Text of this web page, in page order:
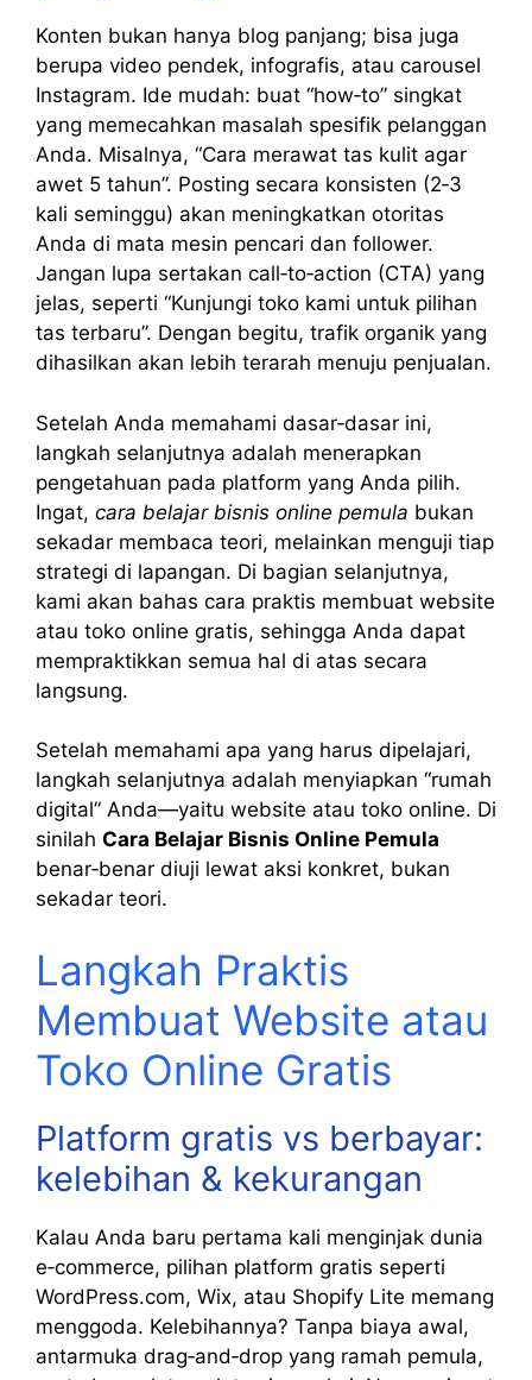
Konten bukan hanya blog panjang; bisa juga
berupa video pendek, infografis, atau carousel
Instagram. Ide mudah: buat “how‑to” singkat
yang memecahkan masalah spesifik pelanggan
Anda. Misalnya, “Cara merawat tas kulit agar
awet 5 tahun”. Posting secara konsisten (2‑3
kali seminggu) akan meningkatkan otoritas
Anda di mata mesin pencari dan follower.
Jangan lupa sertakan call‑to‑action (CTA) yang
jelas, seperti “Kunjungi toko kami untuk pilihan
tas terbaru”. Dengan begitu, trafik organik yang
dihasilkan akan lebih terarah menuju penjualan.
Setelah Anda memahami dasar‑dasar ini,
langkah selanjutnya adalah menerapkan
pengetahuan pada platform yang Anda pilih.
Ingat, cara belajar bisnis online pemula bukan
sekadar membaca teori, melainkan menguji tiap
strategi di lapangan. Di bagian selanjutnya,
kami akan bahas cara praktis membuat website
atau toko online gratis, sehingga Anda dapat
mempraktikkan semua hal di atas secara
langsung.
Setelah memahami apa yang harus dipelajari,
langkah selanjutnya adalah menyiapkan “rumah
digital” Anda—yaitu website atau toko online. Di
sinilah Cara Belajar Bisnis Online Pemula
benar‑benar diuji lewat aksi konkret, bukan
sekadar teori.
Langkah Praktis
Membuat Website atau
Toko Online Gratis
Platform gratis vs berbayar:
kelebihan & kekurangan
Kalau Anda baru pertama kali menginjak dunia
e‑commerce, pilihan platform gratis seperti
WordPress.com, Wix, atau Shopify Lite memang
menggoda. Kelebihannya? Tanpa biaya awal,
antarmuka drag‑and‑drop yang ramah pemula,